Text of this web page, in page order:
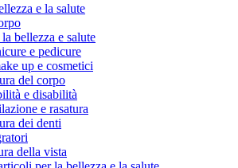
e la salute
bellezza e salute
e pedicure
up e cosmetici
del corpo
e disabilità
e rasatura
dei denti
della vista